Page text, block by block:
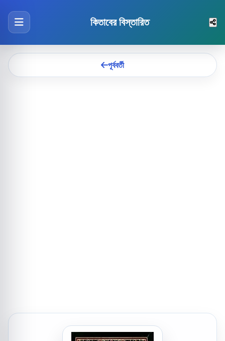
কিতাবের বিস্তারিত
পূর্ববর্তী